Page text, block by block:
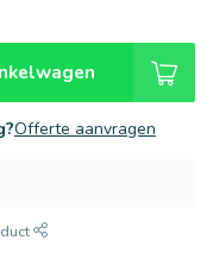
Offerte aanvragen